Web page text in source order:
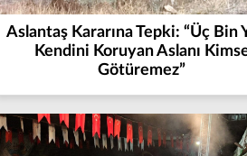
Aslantaş Kararına Tepki: “Üç Bin
Kendini Koruyan Aslanı
Götüremez”